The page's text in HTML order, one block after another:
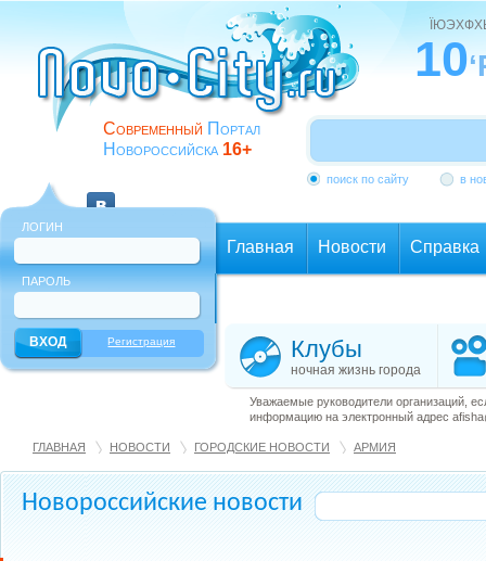
Современный Портал
Новороссийска 16+
10
поиск по сайту в
ЛОГИН
ПАРОЛЬ
Регистрация
Главная Новости Справка
Клубы
ночная жизнь города
Уважаемые руководители организаций,
информацию на электронный адрес
ГЛАВНАЯ НОВОСТИ ГОРОДСКИЕ НОВОСТИ АРМИЯ
Новороссийские новости